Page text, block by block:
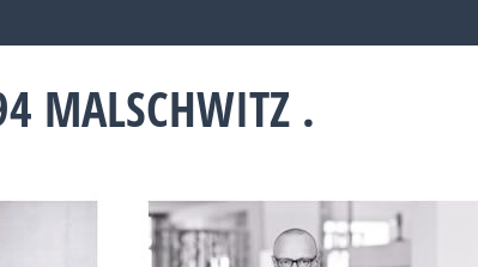
MALSCHWITZ .